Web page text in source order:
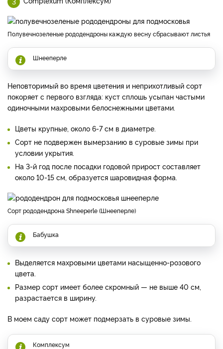
Полувечнозеленые рододендроны каждую весну сбрасывают листья
Шнееперле
Неповторимый во время цветения и неприхотливый сорт
покоряет с первого взгляда: куст сплошь усыпан частыми
одиночными махровыми белоснежными цветами.
Цветы крупные, около 6-7 см в диаметре.
Сорт не подвержен вымерзанию в суровые зимы при
условии укрытия.
На 3-й год после посадки годовой прирост составляет
около 10-15 см, образуется шаровидная форма.
сорт рододендрона Shneeperle (Шнееперле)
Бабушка
Выделяется махровыми цветами насыщенно-розового
цвета.
Размер сорт имеет более скромный — не выше 40 см,
разрастается в ширину.
В моем саду сорт может подмерзать в суровые зимы.
Комплексум